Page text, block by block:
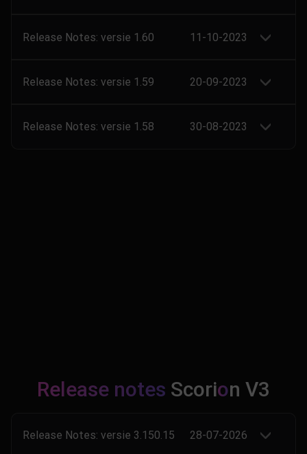
Release Notes: versie 1.60 11-10-2023
Release Notes: versie 1.59 20-09-2023
Release Notes: versie 1.58 30-08-2023
Release notes Scorion V3
Release Notes: versie 3.150.15 28-07-2026